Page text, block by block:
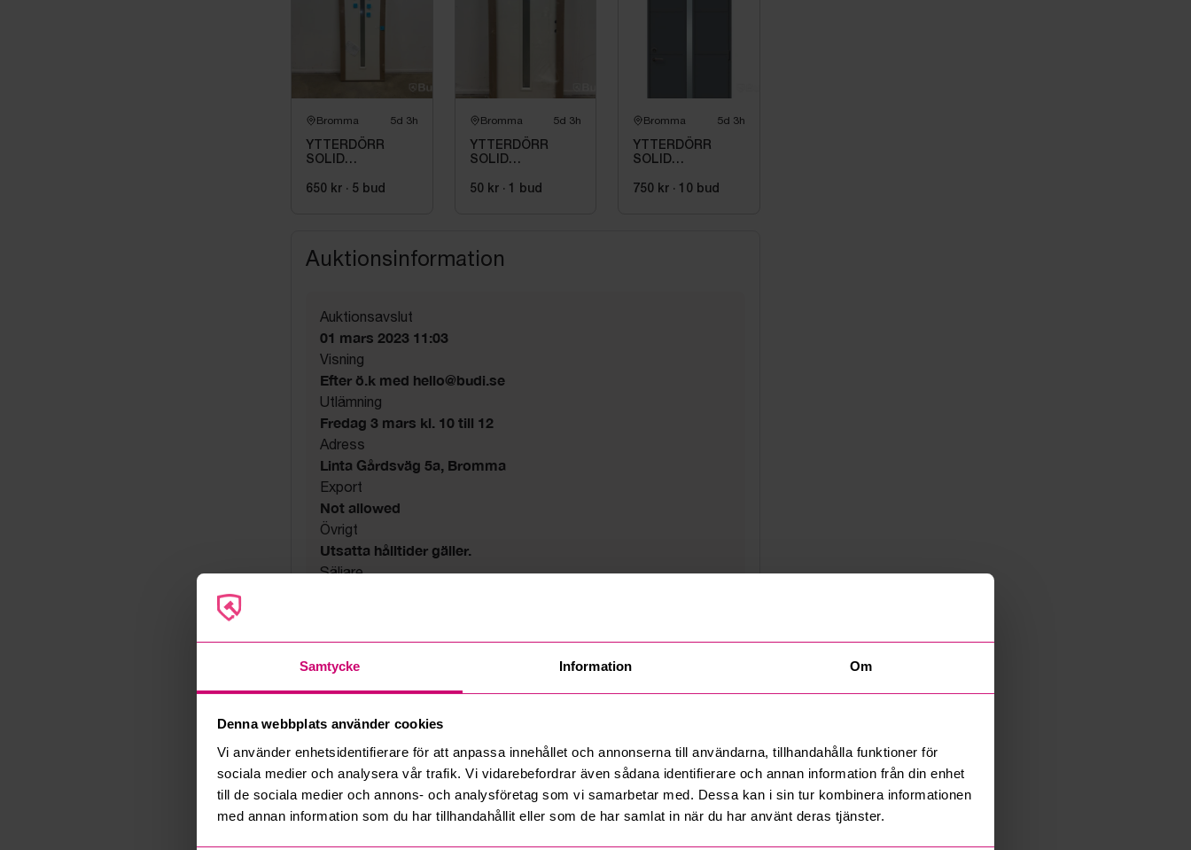
Samtycke Information Om
Denna webbplats använder cookies
Vi använder enhetsidentifierare för att anpassa innehållet och annonserna till användarna, tillhandahålla funktioner för
sociala medier och analysera vår trafik. Vi vidarebefordrar även sådana identifierare och annan information från din enhet
till de sociala medier och annons- och analysföretag som vi samarbetar med. Dessa kan i sin tur kombinera informationen
med annan information som du har tillhandahållit eller som de har samlat in när du har använt deras tjänster.
Bromma 5d 3h
YTTERDÖRR
SOLID
ODENSE 9X20
650 kr · 5 bud
Bromma 5d 3h
YTTERDÖRR
SOLID
ODENSE 9X21
50 kr · 1 bud
Bromma 5d 3h
YTTERDÖRR
SOLID
VÄXJÖ M10X21
750 kr · 10 bud
Auktionsinformation
Auktionsavslut
01 mars 2023 11:03
Visning
Efter ö.k med hello@budi.se
Utlämning
Fredag 3 mars kl. 10 till 12
Adress
Linta Gårdsväg 5a, Bromma
Export
Not allowed
Övrigt
Utsatta hålltider gäller.
Säljare